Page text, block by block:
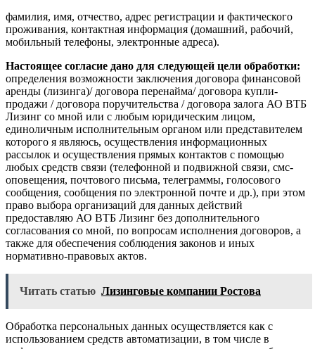
фамилия, имя, отчество, адрес регистрации и фактического
проживания, контактная информация (домашний, рабочий,
мобильный телефоны, электронные адреса).
Настоящее согласие дано для следующей цели обработки:
определения возможности заключения договора финансовой
аренды (лизинга)/ договора перенайма/ договора купли-
продажи / договора поручительства / договора залога АО ВТБ
Лизинг со мной или с любым юридическим лицом,
единоличным исполнительным органом или представителем
которого я являюсь, осуществления информационных
рассылок и осуществления прямых контактов с помощью
любых средств связи (телефонной и подвижной связи, смс-
оповещения, почтового письма, телеграммы, голосового
сообщения, сообщения по электронной почте и др.), при этом
право выбора организаций для данных действий
предоставляю АО ВТБ Лизинг без дополнительного
согласования со мной, по вопросам исполнения договоров, а
также для обеспечения соблюдения законов и иных
нормативно-правовых актов.
Читать статью Лизинговые компании Ростова
Обработка персональных данных осуществляется как с
использованием средств автоматизации, в том числе в